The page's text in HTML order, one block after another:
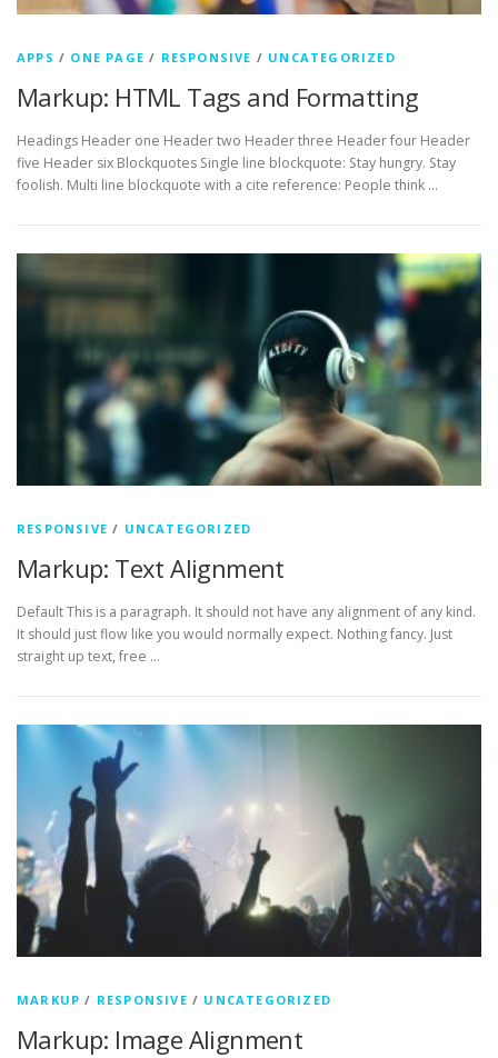
APPS / ONE PAGE / RESPONSIVE / UNCATEGORIZED
Markup: HTML Tags and Formatting
Headings Header one Header two Header three Header four Header
five Header six Blockquotes Single line blockquote: Stay hungry. Stay
foolish. Multi line blockquote with a cite reference: People think …
RESPONSIVE / UNCATEGORIZED
Markup: Text Alignment
Default This is a paragraph. It should not have any alignment of any kind.
It should just flow like you would normally expect. Nothing fancy. Just
straight up text, free …
MARKUP / RESPONSIVE / UNCATEGORIZED
Markup: Image Alignment